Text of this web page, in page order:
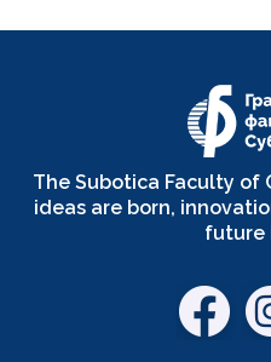
The Subotica Faculty of
ideas are born,
future